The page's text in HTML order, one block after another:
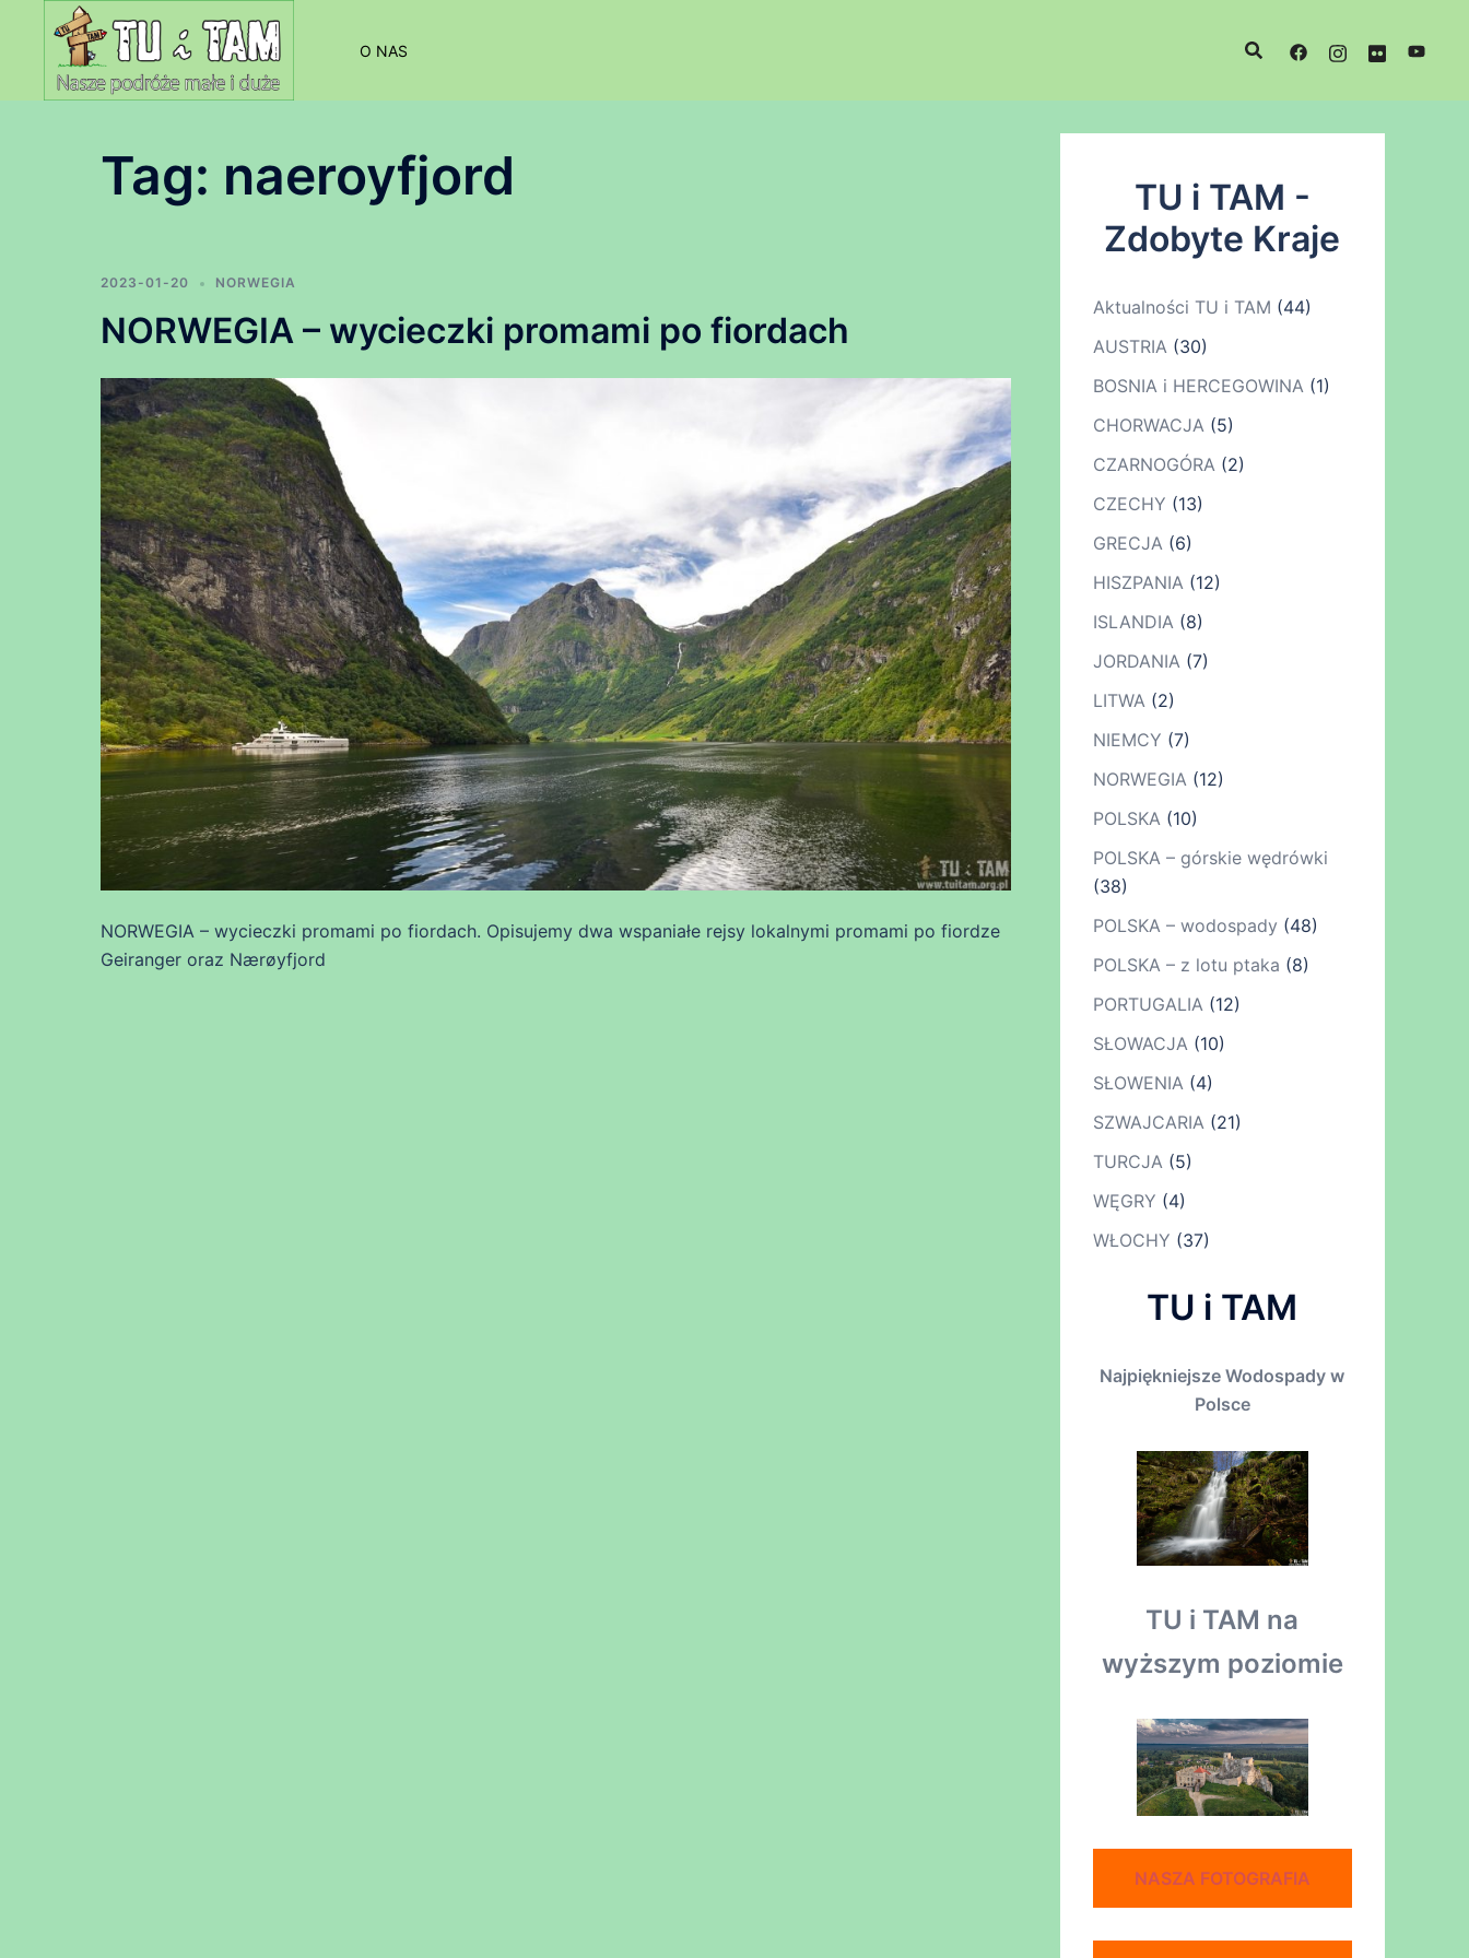
O NAS
Tag: naeroyfjord
2023-01-20 NORWEGIA
NORWEGIA – wycieczki promami po fiordach
NORWEGIA – wycieczki promami po fiordach. Opisujemy dwa wspaniałe rejsy lokalnymi promami po fiordze
Geiranger oraz Nærøyfjord
TU i TAM -
Zdobyte Kraje
Aktualności TU i TAM (44)
AUSTRIA(30)
BOSNIA i HERCEGOWINA(1)
CHORWACJA(5)
CZARNOGÓRA(2)
CZECHY (13)
GRECJA(6)
HISZPANIA(12)
ISLANDIA(8)
JORDANIA(7)
LITWA(2)
NIEMCY (7)
NORWEGIA(12)
POLSKA(10)
POLSKA – górskie wędrówki
(38)
POLSKA – wodospady (48)
POLSKA – z lotu ptaka (8)
PORTUGALIA(12)
SŁOWACJA(10)
SŁOWENIA(4)
SZWAJCARIA(21)
TURCJA(5)
WĘGRY (4)
WŁOCHY (37)
TU i TAM
Najpiękniejsze Wodospady w
Polsce
TU i TAM na
wyższym poziomie
NASZA FOTOGRAFIA